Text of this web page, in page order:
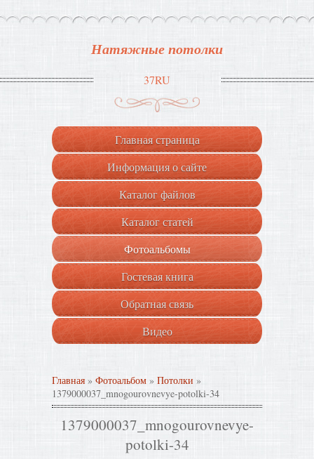
Натяжные потолки
37RU
Главная страница
Информация о сайте
Каталог файлов
Каталог статей
Фотоальбомы
Гостевая книга
Обратная связь
Видео
Главная » Фотоальбом » Потолки »
1379000037_mnogourovnevye-potolki-34
1379000037_mnogourovnevye-
potolki-34